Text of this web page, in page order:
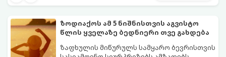
სურვილების გადადებასა და ხარჯების
მკაცრ კონტროლს. თუმცა, ახლა სიტუაცია
თანდათან შეიცვლება.
პრობლემები, რომლებიც უსასრულო
გეგონათ, უკან დაიხევს, ამასთან ერთად კი
გაჩნდება მეტი ნდობა მომავლის მიმართ.
ზოდიაქოს ამ 5 ნიშნისთვის აგვისტო
წლის ყველაზე ბედნიერი თვე გახდება
ზაფხულის მიწურულს სამყარო ბევრისთვის